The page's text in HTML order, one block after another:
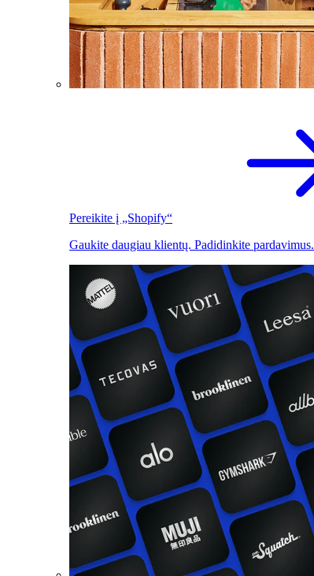
Pereikite į „Shopify“
Gaukite daugiau klientų. Padidinkite pardavimus.